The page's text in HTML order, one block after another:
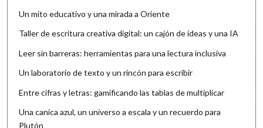
Un mito educativo y una mirada a Oriente
Taller de escritura creativa digital: un cajón de ideas y una IA
Leer sin barreras: herramientas para una lectura inclusiva
Un laboratorio de texto y un rincón para escribir
Entre cifras y letras: gamificando las tablas de multiplicar
Una canica azul, un universo a escala y un recuerdo para
Plutón